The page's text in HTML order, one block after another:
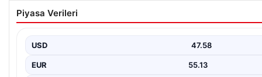
‘Yeraltı’ dizisinde şok olay! Babası suç
reşit olmadığı halde…’
Piyasa Verileri
USD 47.58
EUR 55.13